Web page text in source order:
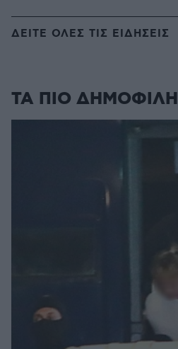
ΔΕΙΤΕ ΟΛΕΣ ΤΙΣ ΕΙΔΗΣΕΙΣ
ΤΑ ΠΙΟ ΔΗΜΟΦΙΛΗ